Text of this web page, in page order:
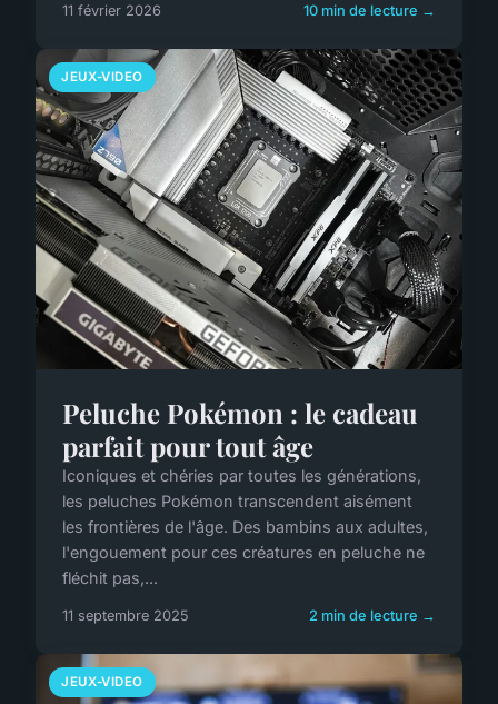
11 février 2026 10 min de lecture →
JEUX-VIDEO
Peluche Pokémon : le cadeau
parfait pour tout âge
Iconiques et chéries par toutes les générations,
les peluches Pokémon transcendent aisément
les frontières de l'âge. Des bambins aux adultes,
l'engouement pour ces créatures en peluche ne
fléchit pas,...
11 septembre 2025 2 min de lecture →
JEUX-VIDEO